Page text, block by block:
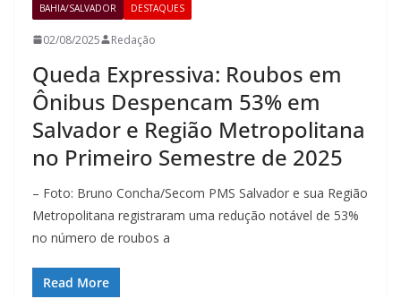
BAHIA/SALVADOR DESTAQUES
02/08/2025 Redação
Queda Expressiva: Roubos em
Ônibus Despencam 53% em
Salvador e Região Metropolitana
no Primeiro Semestre de 2025
– Foto: Bruno Concha/Secom PMS Salvador e sua Região
Metropolitana registraram uma redução notável de 53%
no número de roubos a
Read More